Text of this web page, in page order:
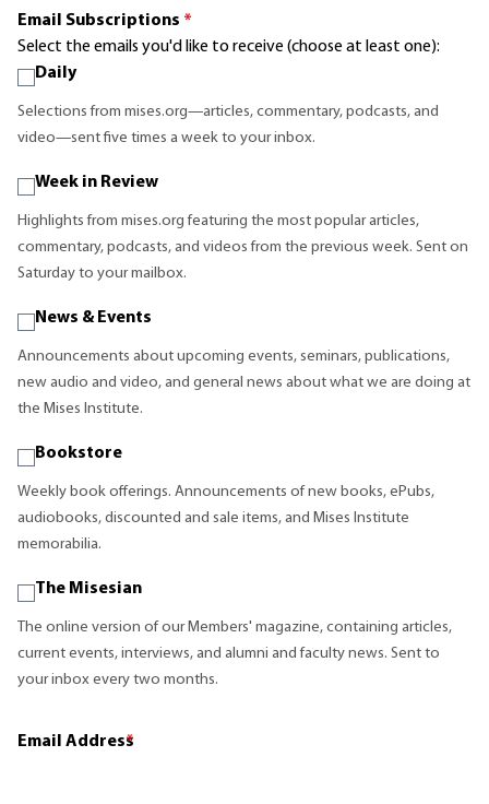
Email Subscriptions *
Select the emails you'd like to receive (choose at least one):
Daily
Selections from mises.org—articles, commentary, podcasts, and
video—sent five times a week to your inbox.
Week in Review
Highlights from mises.org featuring the most popular articles,
commentary, podcasts, and videos from the previous week. Sent on
Saturday to your mailbox.
News & Events
Announcements about upcoming events, seminars, publications,
new audio and video, and general news about what we are doing at
the Mises Institute.
Bookstore
Weekly book offerings. Announcements of new books, ePubs,
audiobooks, discounted and sale items, and Mises Institute
memorabilia.
The Misesian
The online version of our Members' magazine, containing articles,
current events, interviews, and alumni and faculty news. Sent to
your inbox every two months.
Email Address
*